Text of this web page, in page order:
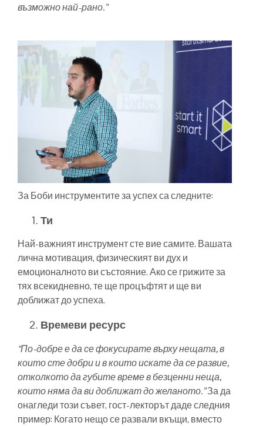
възможно най-рано.”
За Боби инструментите за успех са следните:
Ти
Най-важният инструмент сте вие самите. Вашата
лична мотивация, физическият ви дух и
емоционалното ви състояние. Ако се грижите за
тях всекидневно, те ще процъфтят и ще ви
доближат до успеха.
Времеви ресурс
“По-добре е да се фокусирате върху нещата, в
които сте добри и в които искате да се развие,
отколкото да губите време в безценни неща,
които няма да ви доближат до желаното.”За да
онагледи този съвет, гост-лекторът даде следния
пример: Когато нещо се развали вкъщи, вместо